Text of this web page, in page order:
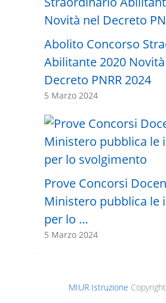
Abolito Concorso
Abilitante 2020
Decreto PNRR 2024
5 Marzo 2024
Prove Concorsi
Ministero pubblica le
per lo …
5 Marzo 2024
MIUR Istruzione